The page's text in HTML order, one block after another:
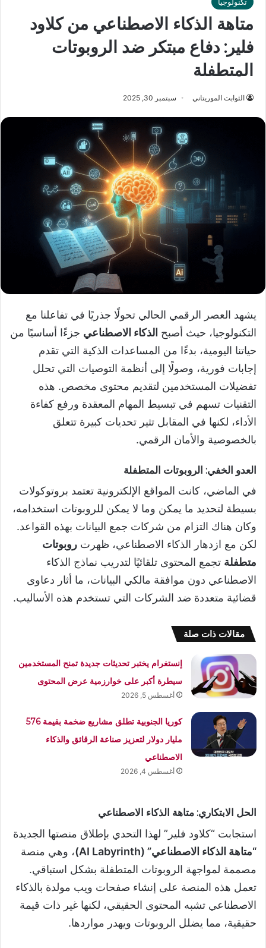
متاهة الذكاء الاصطناعي من كلاود
فلير: دفاع مبتكر ضد الروبوتات
المتطفلة
الثوابت الموريتاني سبتمبر 30, 2025
يشهد العصر الرقمي الحالي تحولًا جذريًا في تفاعلنا مع
التكنولوجيا، حيث أصبح الذكاء الاصطناعي جزءًا أساسيًا من
حياتنا اليومية، بدءًا من المساعدات الذكية التي تقدم
إجابات فورية، وصولًا إلى أنظمة التوصيات التي تحلل
تفضيلات المستخدمين لتقديم محتوى مخصص. هذه
التقنيات تسهم في تبسيط المهام المعقدة ورفع كفاءة
الأداء، لكنها في المقابل تثير تحديات كبيرة تتعلق
بالخصوصية والأمان الرقمي.
العدو الخفي: الروبوتات المتطفلة
في الماضي، كانت المواقع الإلكترونية تعتمد بروتوكولات
بسيطة لتحديد ما يمكن وما لا يمكن للروبوتات استخدامه،
وكان هناك التزام من شركات جمع البيانات بهذه القواعد.
لكن مع ازدهار الذكاء الاصطناعي، ظهرت روبوتات
متطفلة تجمع المحتوى تلقائيًا لتدريب نماذج الذكاء
الاصطناعي دون موافقة مالكي البيانات، ما أثار دعاوى
قضائية متعددة ضد الشركات التي تستخدم هذه الأساليب.
مقالات ذات صلة
إنستغرام يختبر تحديثات جديدة تمنح المستخدمين
سيطرة أكبر على خوارزمية عرض المحتوى
أغسطس 5, 2026
كوريا الجنوبية تطلق مشاريع ضخمة بقيمة 576
مليار دولار لتعزيز صناعة الرقائق والذكاء
الاصطناعي
أغسطس 4, 2026
الحل الابتكاري: متاهة الذكاء الاصطناعي
استجابت “كلاود فلير” لهذا التحدي بإطلاق منصتها الجديدة
“متاهة الذكاء الاصطناعي” (AI Labyrinth)
، وهي منصة
مصممة لمواجهة الروبوتات المتطفلة بشكل استباقي.
تعمل هذه المنصة على إنشاء صفحات ويب مولدة بالذكاء
الاصطناعي تشبه المحتوى الحقيقي، لكنها غير ذات قيمة
حقيقية، مما يضلل الروبوتات ويهدر مواردها.